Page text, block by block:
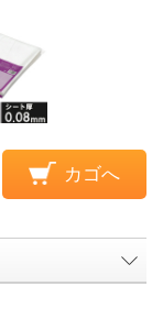
カゴへ